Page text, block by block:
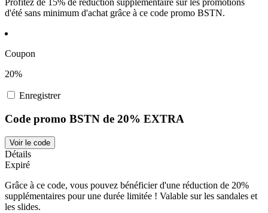
Profitez de 15% de réduction supplémentaire sur les promotions
d'été sans minimum d'achat grâce à ce code promo BSTN.
Coupon
20%
Enregistrer
Code promo BSTN de 20% EXTRA
Voir le code
Détails
Expiré
Grâce à ce code, vous pouvez bénéficier d'une réduction de 20%
supplémentaires pour une durée limitée ! Valable sur les sandales et
les slides.